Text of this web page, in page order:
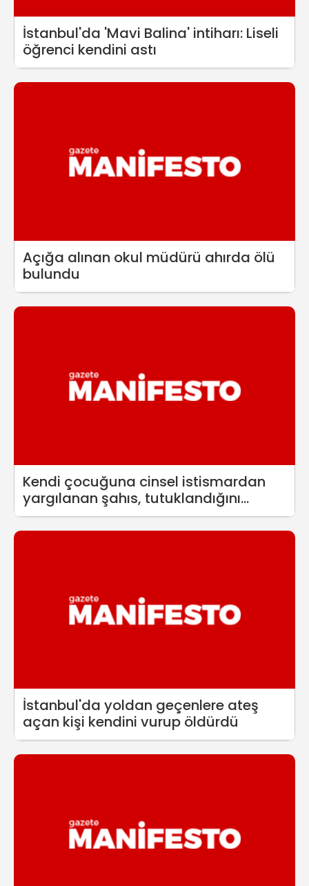
İstanbul'da 'Mavi Balina' intiharı: Liseli
öğrenci kendini astı
Açığa alınan okul müdürü ahırda ölü
bulundu
Kendi çocuğuna cinsel istismardan
yargılanan şahıs, tutuklandığını
duyunca intihar etti
İstanbul'da yoldan geçenlere ateş
açan kişi kendini vurup öldürdü